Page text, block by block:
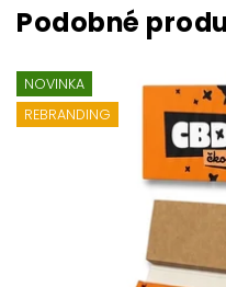
NOVINKA
REBRANDING